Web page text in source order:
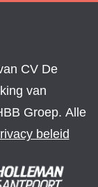
CV De
van
Groep. Alle
beleid